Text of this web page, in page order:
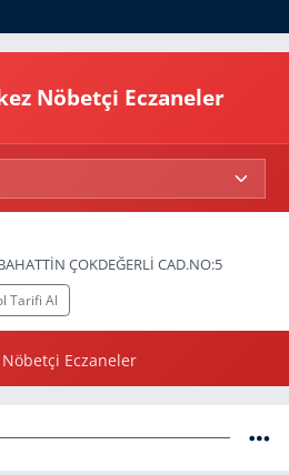
Nöbetçi Eczaneler
ÇOKDEĞERLİ CAD.NO:5
Tarifi Al
Eczaneler